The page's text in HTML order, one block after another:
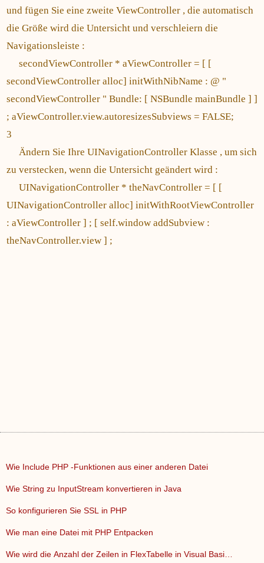
und fügen Sie eine zweite ViewController , die automatisch
die Größe wird die Untersicht und verschleiern die
Navigationsleiste :
secondViewController * aViewController = [ [
secondViewController alloc] initWithNibName : @ "
secondViewController " Bundle: [ NSBundle mainBundle ] ]
; aViewController.view.autoresizesSubviews = FALSE;
3
Ändern Sie Ihre UINavigationController Klasse , um sich
zu verstecken, wenn die Untersicht geändert wird :
UINavigationController * theNavController = [ [
UINavigationController alloc] initWithRootViewController
: aViewController ] ; [ self.window addSubview :
theNavController.view ] ;
Wie Include PHP -Funktionen aus einer anderen Datei
Wie String zu InputStream konvertieren in Java
So konfigurieren Sie SSL in PHP
Wie man eine Datei mit PHP Entpacken
Wie wird die Anzahl der Zeilen in FlexTabelle in Visual Basi…